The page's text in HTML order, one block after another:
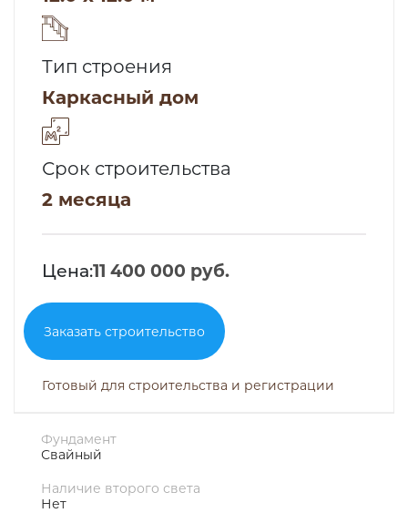
Тип строения
Каркасный дом
Срок строительства
2 месяца
Цена:11 400 000 руб.
Заказать строительство
Готовый для строительства и регистрации
Фундамент
Свайный
Наличие второго света
Нет